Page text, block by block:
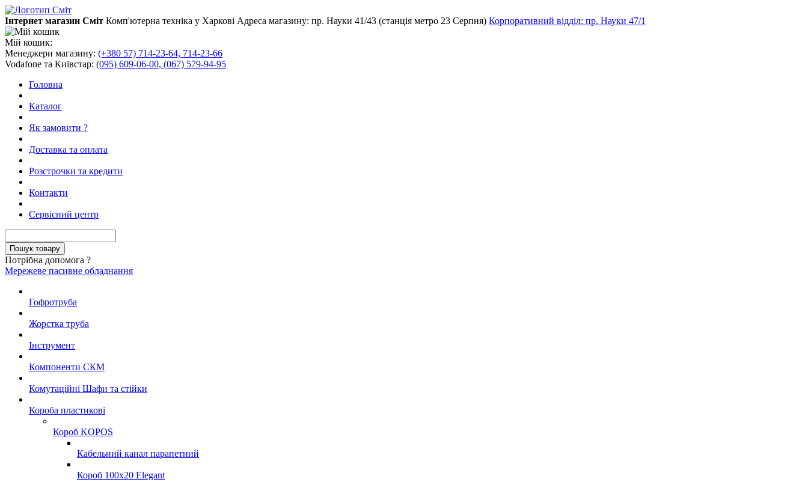
Інтернет магазин Сміт Комп'ютерна техніка у Харкові Адреса магазину: пр. Науки 41/43 (станція метро 23 Серпня) Корпоративний відділ: пр. Науки 47/1
Мій кошик:
Менеджери магазину: (+380 57) 714-23-64, 714-23-66
Vodafone та Київстар: (095) 609-06-00, (067) 579-94-95
Головна
Каталог
Як замовити ?
Доставка та оплата
Розстрочки та кредити
Контакти
Сервісний центр
Потрібна допомога ?
Мережеве пасивне обладнання
Гофротруба
Жорстка труба
Інструмент
Компоненти СКМ
Комутаційні Шафи та стійки
Короба пластикові
Короб KOPOS
Кабельний канал парапетний
Короб 100x20 Elegant